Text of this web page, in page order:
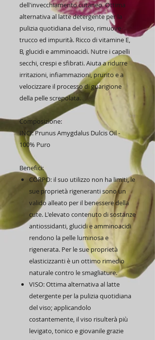
dell'invecchiamento cutaneo. Ottima
alternativa al latte detergente per la
pulizia quotidiana del viso, rimuove
trucco ed impurità. Ricco di vitamine E,
B, glucidi e amminoacidi. Nutre i capelli
secchi, crespi e sfibrati. Aiuta a ridurre
irritazioni, infiammazioni, prurito e a
velocizzare il processo di guarigione
della pelle screpolata.
Composizione:
INCI: Prunus Amygdalus Dulcis Oil -
100% Puro
Benefici:
CORPO: il suo utilizzo non ha limiti, le
sue proprietà rigeneranti sono un
valido alleato per il benessere della
cute. L'elevato contenuto di sostanze
antiossidanti, glucidi e amminoacidi
rendono la pelle luminosa e
rigenerata. Per le sue proprietà
elasticizzanti è un ottimo rimedio
naturale contro le smagliature.
VISO: Ottima alternativa al latte
detergente per la pulizia quotidiana
del viso; applicandolo
costantemente, il viso risulterà più
levigato, tonico e giovanile grazie